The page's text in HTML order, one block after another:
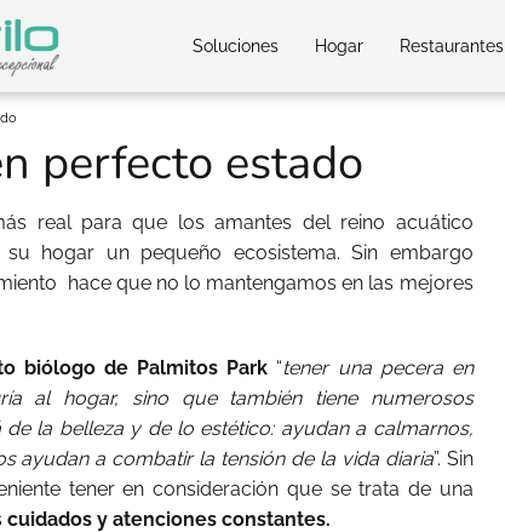
Soluciones Hogar Restaurantes
perfecto estado
real para que los amantes del reino acuático
hogar un pequeño ecosistema. Sin embargo
hace que no lo mantengamos en las mejores
biólogo de Palmitos Park “tener una pecera en
al hogar, sino que también tiene numerosos
la belleza y de lo estético: ayudan a calmarnos,
ayudan a combatir la tensión de la vida diaria”. Sin
tener en consideración que se trata de una
cuidados y atenciones constantes.